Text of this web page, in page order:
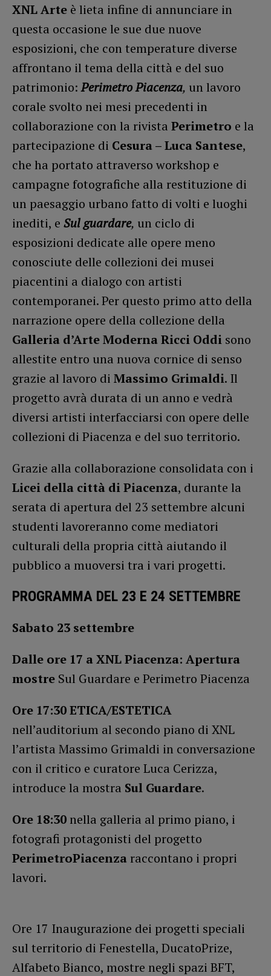
XNL Arte è lieta infine di annunciare in
questa occasione le sue due nuove
esposizioni, che con temperature diverse
affrontano il tema della città e del suo
patrimonio:Perimetro Piacenza, un lavoro
corale svolto nei mesi precedenti in
collaborazione con la rivista Perimetro e la
partecipazione di Cesura – Luca Santese,
che ha portato attraverso workshop e
campagne fotografiche alla restituzione di
un paesaggio urbano fatto di volti e luoghi
inediti, e Sul guardare, un ciclo di
esposizioni dedicate alle opere meno
conosciute delle collezioni dei musei
piacentini a dialogo con artisti
contemporanei. Per questo primo atto della
narrazione opere della collezione della
Galleria d’Arte Moderna Ricci Oddi sono
allestite entro una nuova cornice di senso
grazie al lavoro di Massimo Grimaldi. Il
progetto avrà durata di un anno e vedrà
diversi artisti interfacciarsi con opere delle
collezioni di Piacenza e del suo territorio.
Grazie alla collaborazione consolidata con i
Licei della città di Piacenza, durante la
serata di apertura del 23 settembre alcuni
studenti lavoreranno come mediatori
culturali della propria città aiutando il
pubblico a muoversi tra i vari progetti.
PROGRAMMA DEL 23 E 24 SETTEMBRE
Sabato 23 settembre
Dalle ore 17 a XNL Piacenza: Apertura
mostre Sul Guardare e Perimetro Piacenza
Ore 17:30 ETICA/ESTETICA
nell’auditorium al secondo piano di XNL
l’artista Massimo Grimaldi in conversazione
con il critico e curatore Luca Cerizza,
introduce la mostra Sul Guardare.
Ore 18:30 nella galleria al primo piano, i
fotografi protagonisti del progetto
PerimetroPiacenza raccontano i propri
lavori.
Ore 17 Inaugurazione dei progetti speciali
sul territorio di Fenestella, DucatoPrize,
Alfabeto Bianco, mostre negli spazi BFT,